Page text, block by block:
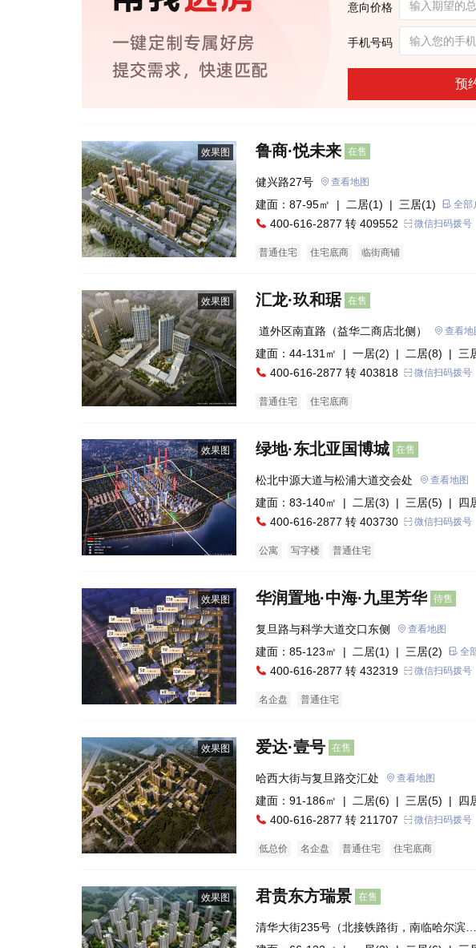
意向价格
手机号码
预
效果图 鲁商·悦未来 在售
健兴路27号 查看地图
建面：87-95㎡ | 二居(1) | 三居(1) 全部
400-616-2877 转 409552 微信扫码拨号
普通住宅 住宅底商 临街商铺
效果图 汇龙·玖和琚 在售
道外区南直路（益华二商店北侧） 查看地
建面：44-131㎡ | 一居(2) | 二居(8) | 三
400-616-2877 转 403818 微信扫码拨号
普通住宅 住宅底商
效果图 绿地·东北亚国博城 在售
松北中源大道与松浦大道交会处 查看地图
建面：83-140㎡ | 二居(3) | 三居(5) | 四
400-616-2877 转 403730 微信扫码拨号
公寓 写字楼 普通住宅
效果图 华润置地·中海·九里芳华 待售
复旦路与科学大道交口东侧 查看地图
建面：85-123㎡ | 二居(1) | 三居(2) 全
400-616-2877 转 432319 微信扫码拨号
名企盘 普通住宅
效果图 爱达·壹号 在售
哈西大街与复旦路交汇处 查看地图
建面：91-186㎡ | 二居(6) | 三居(5) | 四
400-616-2877 转 211707 微信扫码拨号
低总价 名企盘 普通住宅 住宅底商
效果图 君贵东方瑞景 在售
清华大街235号（北接铁路街，南临哈尔滨西
客站）